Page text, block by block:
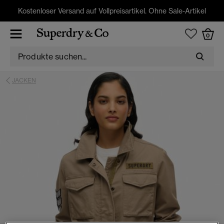
Kostenloser Versand auf Vollpreisartikel. Ohne Sale-Artikel
0
JACKEN